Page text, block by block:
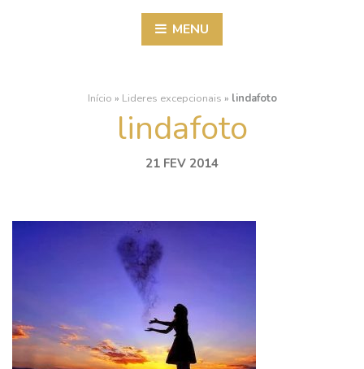
MENU
Início » Lideres excepcionais » lindafoto
lindafoto
21 FEV 2014